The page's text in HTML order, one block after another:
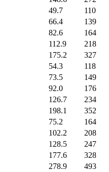
49.7
110
66.4
139
82.6
164
112.9
218
175.2
327
54.3
118
73.5
149
92.0
176
126.7
234
198.1
352
75.2
164
102.2
208
128.5
247
177.6
328
278.9
493